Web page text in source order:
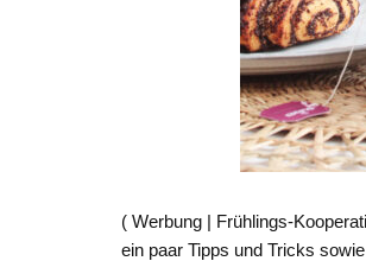
( Werbung | Frühlings-
ein paar Tipps und Tricks